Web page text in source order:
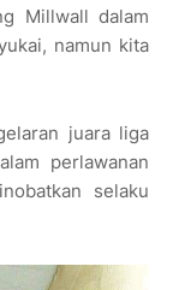
Millwall dalam
namun kita
juara liga
perlawanan
selaku